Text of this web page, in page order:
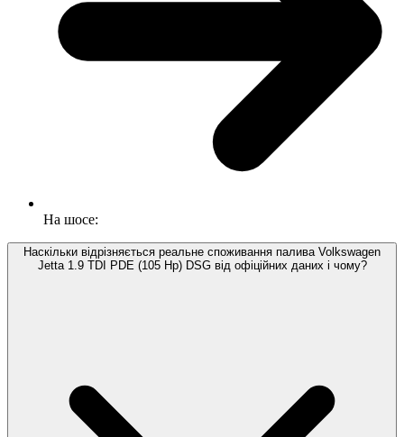
На шосе:
Наскільки відрізняється реальне споживання палива Volkswagen
Jetta 1.9 TDI PDE (105 Hp) DSG від офіційних даних і чому?